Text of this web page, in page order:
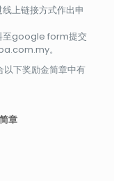
上链接方式作出申
至google form提交
。
以下奖励金简章中有
章